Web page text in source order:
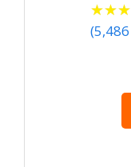
★★★
★★★
(5,486